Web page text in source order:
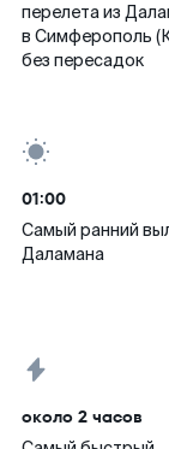
перелета из
в Симферополь
без пересадок
01:00
Самый ранний
Даламана
около 2 часов